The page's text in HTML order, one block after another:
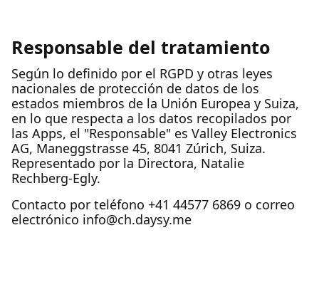
Responsable del tratamiento
Según lo definido por el RGPD y otras leyes
nacionales de protección de datos de los
estados miembros de la Unión Europea y Suiza,
en lo que respecta a los datos recopilados por
las Apps, el "Responsable" es Valley Electronics
AG, Maneggstrasse 45, 8041 Zúrich, Suiza.
Representado por la Directora, Natalie
Rechberg-Egly.
Contacto por teléfono +41 44577 6869 o correo
electrónico info@ch.daysy.me